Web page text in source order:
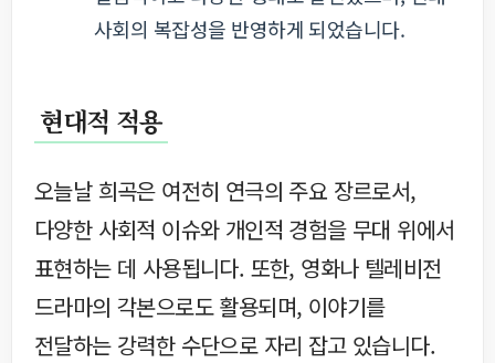
사회의 복잡성을 반영하게 되었습니다.
현대적 적용
오늘날 희곡은 여전히 연극의 주요 장르로서,
다양한 사회적 이슈와 개인적 경험을 무대 위에서
표현하는 데 사용됩니다. 또한, 영화나 텔레비전
드라마의 각본으로도 활용되며, 이야기를
전달하는 강력한 수단으로 자리 잡고 있습니다.